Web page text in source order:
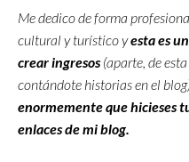
Me dedico de forma
cultural y turístico yesta es
crear ingresos (aparte, de
contándote historias en el
enormemente que hicieses
enlaces de mi blog.